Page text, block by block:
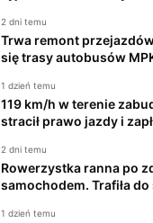
2 dni temu
Trwa remont
się trasy autobusów
1 dzień temu
119 km/h w terenie
stracił prawo jazdy i
2 dni temu
Rowerzystka ranna po
samochodem. Trafiła
1 dzień temu